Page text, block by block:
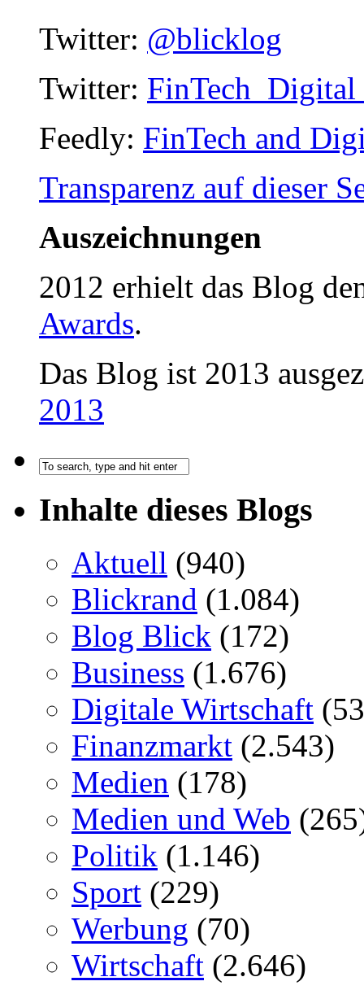
Twitter: @blicklog
Twitter: FinTech_Digital
Feedly: FinTech and
Transparenz auf dieser
Auszeichnungen
2012 erhielt das Blog
Awards.
Das Blog ist 2013
2013
Inhalte dieses Blogs
Aktuell (940)
Blickrand (1.084)
Blog Blick (172)
Business (1.676)
Digitale Wirtschaft
Finanzmarkt (2.543)
Medien (178)
Medien und Web
Politik (1.146)
Sport (229)
Werbung (70)
Wirtschaft (2.646)